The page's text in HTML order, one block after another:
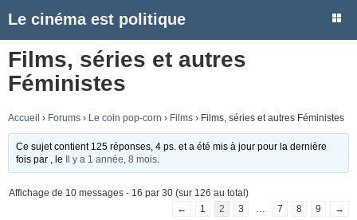
Le cinéma est politique
Films, séries et autres
Féministes
Accueil › Forums › Le coin pop-corn › Films › Films, séries et autres Féministes
Ce sujet contient 125 réponses, 4 ps. et a été mis à jour pour la dernière
fois par
, le Il y a 1 année, 8 mois
Affichage de 10 messages - 16 par 30 (sur 126 au total)
←
1 2 3 7 8 9 →